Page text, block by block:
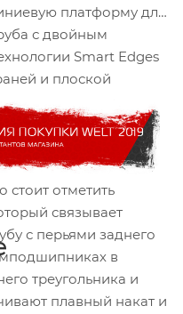
платформу для
с двойным
Smart Edges
и плоской
и
выполнена в
отличают
проводка тросов,
отметить
связывает
с перьями заднего
в
треугольника и
плавный накат и